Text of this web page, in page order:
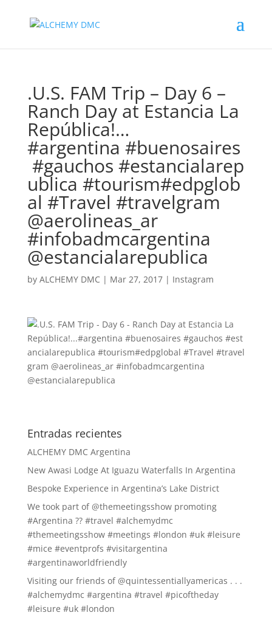
.U.S. FAM Trip – Day 6 –
Ranch Day at Estancia La
República!…
#argentina #buenosaires
#gauchos #estancialarep
ublica #tourism#edpglob
al #Travel #travelgram
@aerolineas_ar
#infobadmcargentina
@estancialarepublica
by ALCHEMY DMC | Mar 27, 2017| Instagram
Entradas recientes
ALCHEMY DMC Argentina
New Awasi Lodge At Iguazu Waterfalls In Argentina
Bespoke Experience in Argentina’s Lake District
We took part of @themeetingsshow promoting
#Argentina ?? #travel #alchemydmc
#themeetingsshow #meetings #london #uk #leisure
#mice #eventprofs #visitargentina
#argentinaworldfriendly
Visiting our friends of @quintessentiallyamericas . . .
#alchemydmc #argentina #travel #picoftheday
#leisure #uk #london